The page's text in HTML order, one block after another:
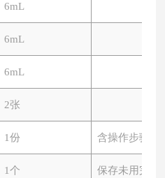
6mL
6mL
6mL
2张
1份 含操作步骤及
1个 保存未用完板